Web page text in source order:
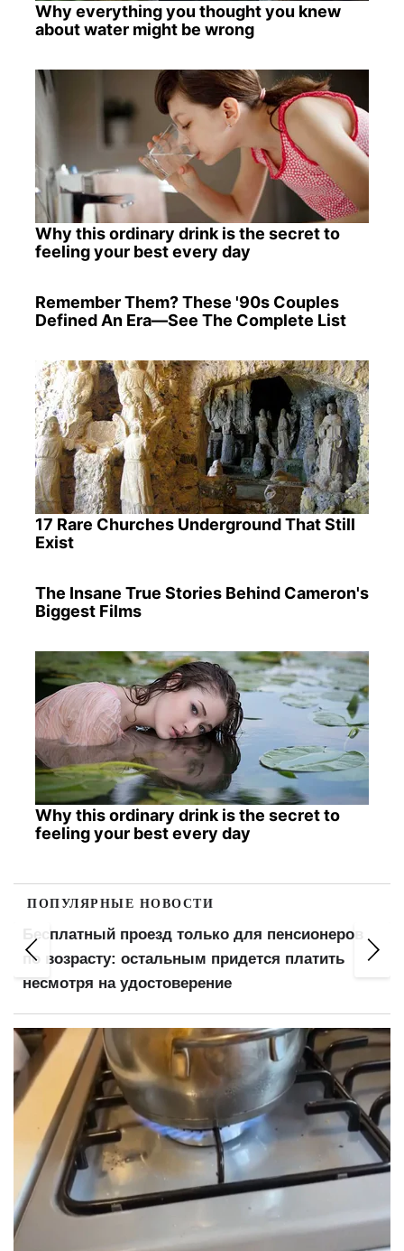
Why everything you thought you knew
about water might be wrong
Why this ordinary drink is the secret to
feeling your best every day
Remember Them? These '90s Couples
Defined An Era—See The Complete List
17 Rare Churches Underground That Still
Exist
The Insane True Stories Behind Cameron's
Biggest Films
Why this ordinary drink is the secret to
feeling your best every day
ПОПУЛЯРНЫЕ НОВОСТИ
Бесплатный проезд только для пенсионеров
по возрасту: остальным придется платить
несмотря на удостоверение